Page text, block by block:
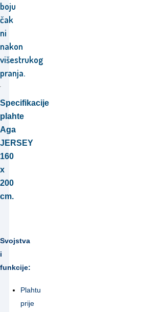
boju
čak
ni
nakon
višestrukog
pranja.
Specifikacije
plahte
Aga
JERSEY
160
x
200
cm.
Svojstva
i
funkcije:
Plahtu
prije